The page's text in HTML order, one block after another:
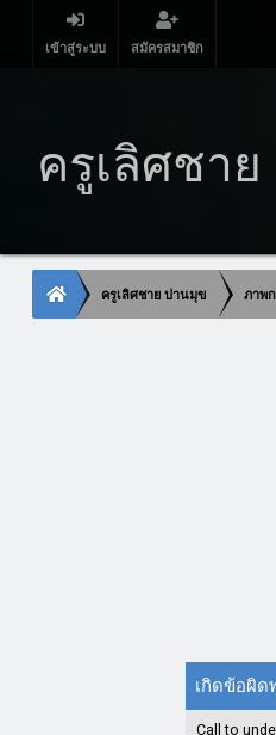
เข้าสู่ระบบ สมัครสมาชิก
ครูเลิศชา
ครูเลิศชาย ปานมุข ภาพ
เกิดข้อผิด
Call to